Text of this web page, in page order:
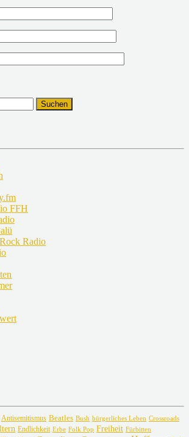
FFH
Radio
Antisemitismus Beatles Bush bürgerliches Leben Crossroads
Endlichkeit Erbe Folk Pop Freiheit Fürbitten